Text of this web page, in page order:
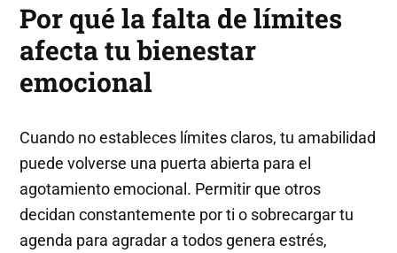
Por qué la falta de límites
afecta tu bienestar
emocional
Cuando no estableces límites claros, tu amabilidad
puede volverse una puerta abierta para el
agotamiento emocional. Permitir que otros
decidan constantemente por ti o sobrecargar tu
agenda para agradar a todos genera estrés,